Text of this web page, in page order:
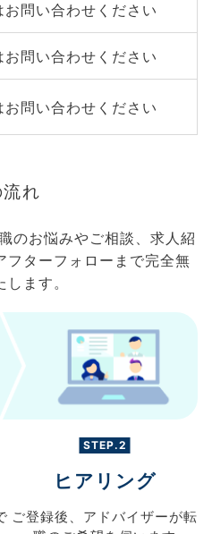
お問い合わせください
お問い合わせください
お問い合わせください
れ
のお悩みやご相談、求人紹
フターフォローまで完全無
ます。
STEP.2
ヒアリング
ご登録後、 アドバイザーが転